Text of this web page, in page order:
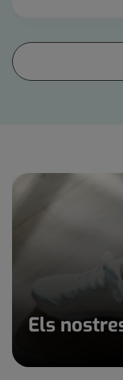
15
Els